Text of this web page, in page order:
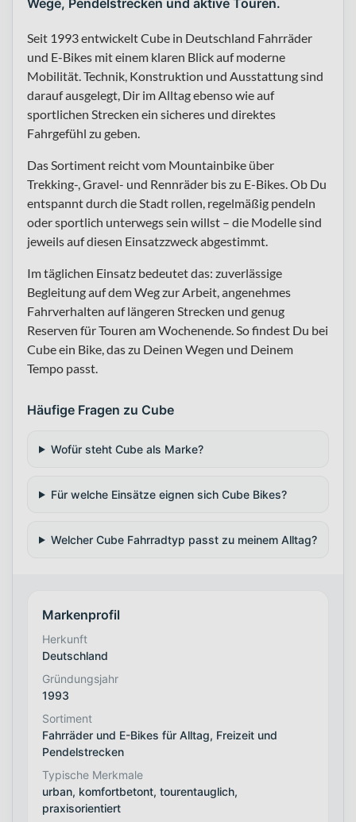
Seit 1993 entwickelt Cube in Deutschland Fahrräder
und E-Bikes mit einem klaren Blick auf moderne
Mobilität. Technik, Konstruktion und Ausstattung sind
darauf ausgelegt, Dir im Alltag ebenso wie auf
sportlichen Strecken ein sicheres und direktes
Fahrgefühl zu geben.
Das Sortiment reicht vom Mountainbike über
Trekking-, Gravel- und Rennräder bis zu E-Bikes. Ob Du
entspannt durch die Stadt rollen, regelmäßig pendeln
oder sportlich unterwegs sein willst – die Modelle sind
jeweils auf diesen Einsatzzweck abgestimmt.
Im täglichen Einsatz bedeutet das: zuverlässige
Begleitung auf dem Weg zur Arbeit, angenehmes
Fahrverhalten auf längeren Strecken und genug
Reserven für Touren am Wochenende. So findest Du bei
Cube ein Bike, das zu Deinen Wegen und Deinem
Tempo passt.
Häufige Fragen zu Cube
Wofür steht Cube als Marke?
Für welche Einsätze eignen sich Cube Bikes?
Welcher Cube Fahrradtyp passt zu meinem Alltag?
Markenprofil
Herkunft
Deutschland
Gründungsjahr
1993
Sortiment
Fahrräder und E-Bikes für Alltag, Freizeit und
Pendelstrecken
Typische Merkmale
urban, komfortbetont, tourentauglich,
praxisorientiert